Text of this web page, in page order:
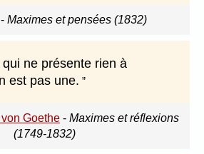
Maximes et pensées (1832)
ne présente rien à
est pas une.
Goethe - Maximes et réflexions
(1749-1832)